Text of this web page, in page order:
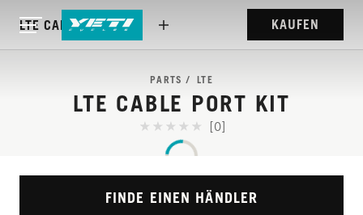
LTE CABLE PORT KIT KAUFEN
PARTS LTE
LTE CABLE PORT KIT
[0]
FINDE EINEN HÄNDLER